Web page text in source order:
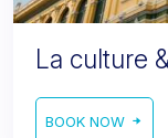
La culture
BOOK NOW